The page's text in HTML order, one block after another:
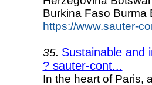
Burkina Faso Burma
https://www.sauter-
35. Sustainable and
? sauter-cont...
In the heart of Paris,